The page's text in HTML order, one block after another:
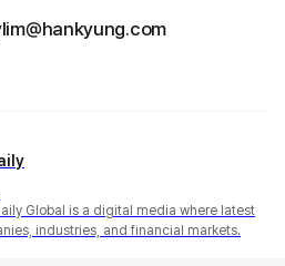
Global is a digital media where latest
industries, and financial markets.